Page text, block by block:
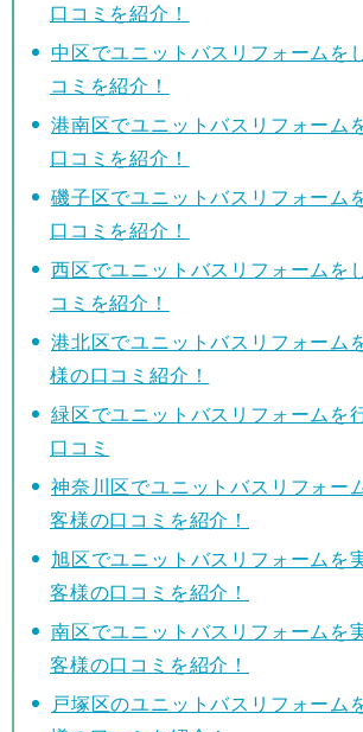
口コミを紹介！
中区でユニットバスリフォームを
コミを紹介！
港南区でユニットバスリフォーム
口コミを紹介！
磯子区でユニットバスリフォーム
口コミを紹介！
西区でユニットバスリフォームを
コミを紹介！
港北区でユニットバスリフォーム
様の口コミ紹介！
緑区でユニットバスリフォームを
口コミ
神奈川区でユニットバスリフォー
客様の口コミを紹介！
旭区でユニットバスリフォームを
客様の口コミを紹介！
南区でユニットバスリフォームを
客様の口コミを紹介！
戸塚区のユニットバスリフォーム